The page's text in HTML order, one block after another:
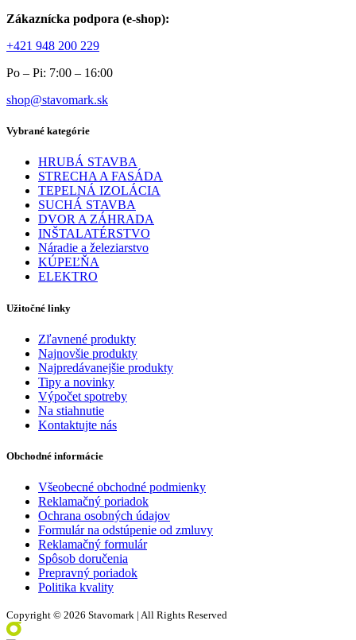
Zákaznícka podpora (e-shop):
+421 948 200 229
Po – Pi: 7:00 – 16:00
shop@stavomark.sk
Vybrané kategórie
HRUBÁ STAVBA
STRECHA A FASÁDA
TEPELNÁ IZOLÁCIA
SUCHÁ STAVBA
DVOR A ZÁHRADA
INŠTALATÉRSTVO
Náradie a železiarstvo
KÚPEĽŇA
ELEKTRO
Užitočné linky
Zľavnené produkty
Najnovšie produkty
Najpredávanejšie produkty
Tipy a novinky
Výpočet spotreby
Na stiahnutie
Kontaktujte nás
Obchodné informácie
Všeobecné obchodné podmienky
Reklamačný poriadok
Ochrana osobných údajov
Formulár na odstúpenie od zmluvy
Reklamačný formulár
Spôsob doručenia
Prepravný poriadok
Politika kvality
Copyright © 2026 Stavomark | All Rights Reserved